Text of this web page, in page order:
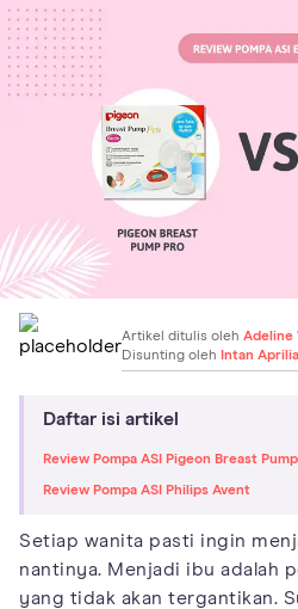
Artikel ditulis oleh Adeline
Disunting oleh Intan
Daftar isi artikel
Review Pompa ASI Pigeon Breast Pump
Review Pompa ASI Philips Avent
Setiap wanita pasti ingin
nantinya. Menjadi ibu adalah
yang tidak akan tergantikan.